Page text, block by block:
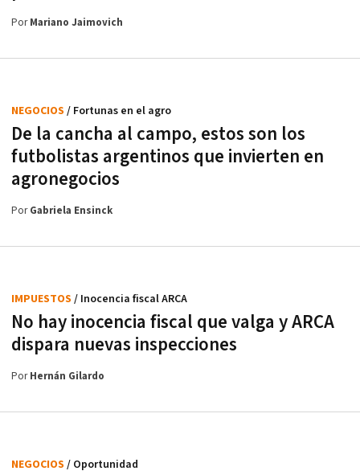
PorMariano Jaimovich
De la cancha al campo, estos son los
futbolistas argentinos que invierten en
agronegocios
NEGOCIOS / Fortunas en el agro
PorGabriela Ensinck
No hay inocencia fiscal que valga y ARCA
dispara nuevas inspecciones
IMPUESTOS / Inocencia fiscal ARCA
PorHernán Gilardo
NEGOCIOS / Oportunidad